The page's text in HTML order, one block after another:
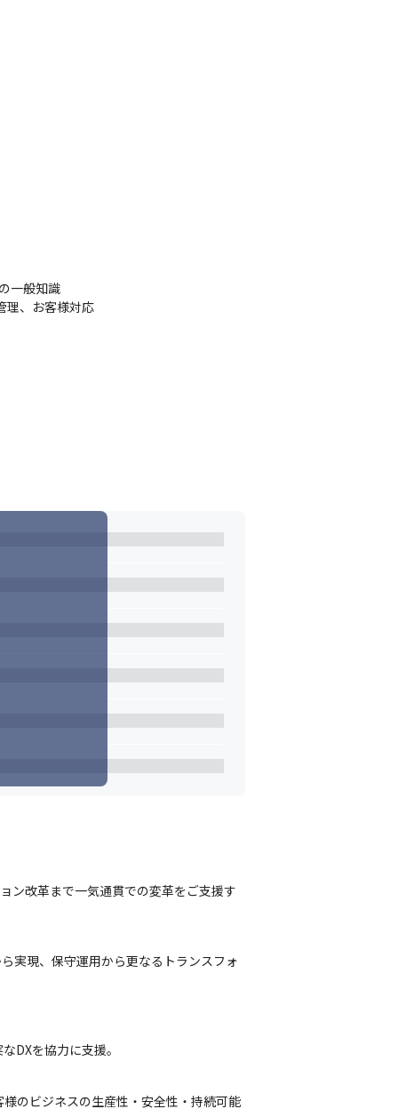
一般知識
理、お客様対応
ン改革まで一気通貫での変革をご支援す
実現、保守運用から更なるトランスフォ
DXを協力に支援。
のビジネスの生産性・安全性・持続可能